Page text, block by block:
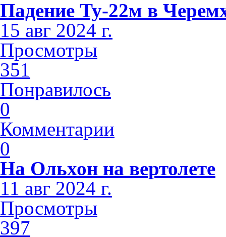
Падение Ту-22м в
15 авг 2024 г.
Просмотры
351
Понравилось
0
Комментарии
0
На Ольхон на вертолете
11 авг 2024 г.
Просмотры
397